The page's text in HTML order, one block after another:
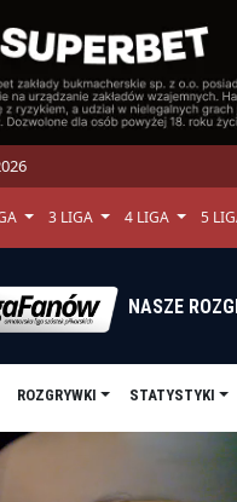
3 LIGA 4 LIGA 5
NASZE
ROZGRYWKI STATYSTYKI